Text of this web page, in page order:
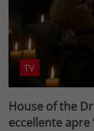
TV
House of the
eccellente apre